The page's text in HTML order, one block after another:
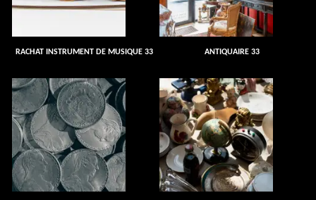
RACHAT INSTRUMENT DE MUSIQUE 33 ANTIQUAIRE 33